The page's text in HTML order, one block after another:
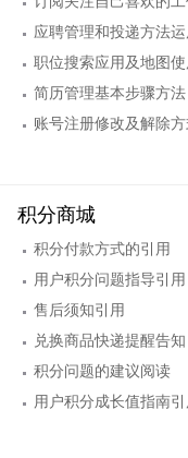
应聘管理和投递方法
职位搜索应用及地图
简历管理基本步骤方法
账号注册修改及解除
积分商城
积分付款方式的引用
用户积分问题指导引用
售后须知引用
兑换商品快递提醒告知
积分问题的建议阅读
用户积分成长值指南